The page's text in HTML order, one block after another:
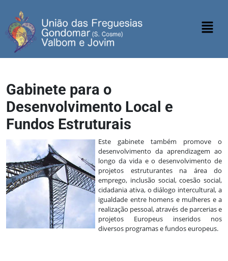
Gabinete para o
Desenvolvimento Local e
Fundos Estruturais
Este gabinete também promove o
desenvolvimento da aprendizagem ao
longo da vida e o desenvolvimento de
projetos estruturantes na área do
emprego, inclusão social, coesão social,
cidadania ativa, o diálogo intercultural, a
igualdade entre homens e mulheres e a
realização pessoal, através de parcerias e
projetos Europeus inseridos nos
diversos programas e fundos europeus.